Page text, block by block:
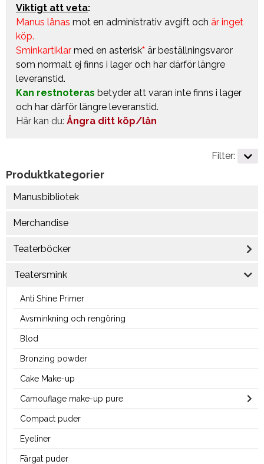
Viktigt att veta:
Manus lånas mot en administrativ avgift och är inget
köp.
Sminkartiklar med en asterisk* är beställningsvaror
som normalt ej finns i lager och har därför längre
leveranstid.
Kan restnoteras betyder att varan inte finns i lager
och har därför längre leveranstid.
Här kan du: Ångra ditt köp/lån
Produktkategorier
Manusbibliotek
Merchandise
Teaterböcker
Teatersmink
Anti Shine Primer
Avsminkning och rengöring
Blod
Bronzing powder
Cake Make-up
Camouflage make-up pure
Compact puder
Eyeliner
Färgat puder
Filter: